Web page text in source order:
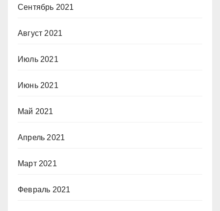
Сентябрь 2021
Август 2021
Июль 2021
Июнь 2021
Май 2021
Апрель 2021
Март 2021
Февраль 2021